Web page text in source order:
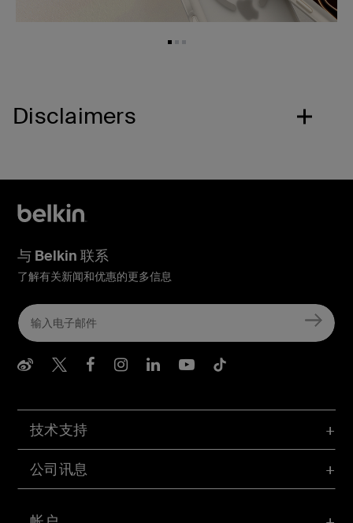
Disclaimers
技术支持
公司讯息
与 Belkin 联系
了解有关新闻和优惠的更多信息
Belkin Weibo
Belkin Twitter
Belkin Facebook
Belkin Instagram
Belkin LInkedIn
Belkin Youtube
Belkin